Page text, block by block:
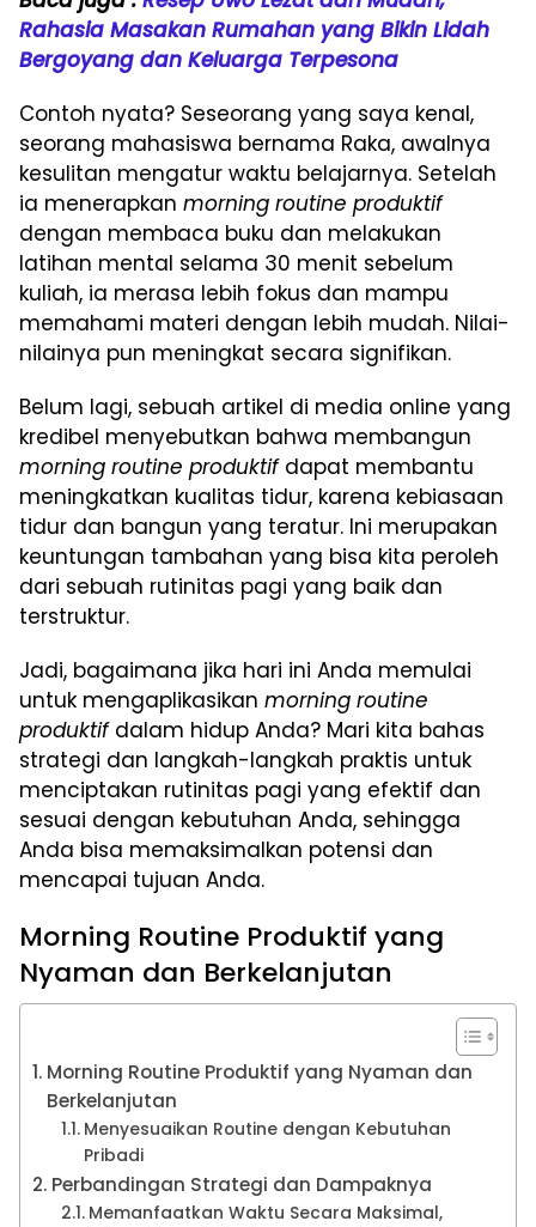
Rahasia Masakan Rumahan yang Bikin Lidah
Bergoyang dan Keluarga Terpesona
Contoh nyata? Seseorang yang saya kenal,
seorang mahasiswa bernama Raka, awalnya
kesulitan mengatur waktu belajarnya. Setelah
ia menerapkan morning routine produktif
dengan membaca buku dan melakukan
latihan mental selama 30 menit sebelum
kuliah, ia merasa lebih fokus dan mampu
memahami materi dengan lebih mudah. Nilai-
nilainya pun meningkat secara signifikan.
Belum lagi, sebuah artikel di media online yang
kredibel menyebutkan bahwa membangun
morning routine produktifdapat membantu
meningkatkan kualitas tidur, karena kebiasaan
tidur dan bangun yang teratur. Ini merupakan
keuntungan tambahan yang bisa kita peroleh
dari sebuah rutinitas pagi yang baik dan
terstruktur.
Jadi, bagaimana jika hari ini Anda memulai
untuk mengaplikasikan morning routine
produktifdalam hidup Anda? Mari kita bahas
strategi dan langkah-langkah praktis untuk
menciptakan rutinitas pagi yang efektif dan
sesuai dengan kebutuhan Anda, sehingga
Anda bisa memaksimalkan potensi dan
mencapai tujuan Anda.
Morning Routine Produktif yang
Nyaman dan Berkelanjutan
Morning Routine Produktif yang Nyaman dan
Berkelanjutan
Menyesuaikan Routine dengan Kebutuhan
Pribadi
Perbandingan Strategi dan Dampaknya
Memanfaatkan Waktu Secara Maksimal,